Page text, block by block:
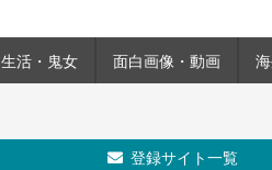
生活・鬼女 面白画像・動画
登録サイト一覧